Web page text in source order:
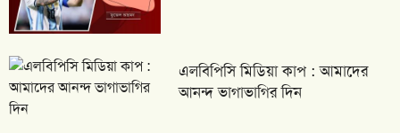
এলবিপিসি মিডিয়া কাপ : আমাদের
আনন্দ ভাগাভাগির দিন